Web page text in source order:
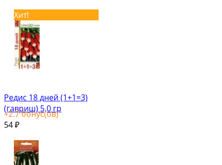
Хит!
Редис 18 дней (1+1=3)
(гавриш) 5,0 гр
+2.7бонус(ов)
54 ₽